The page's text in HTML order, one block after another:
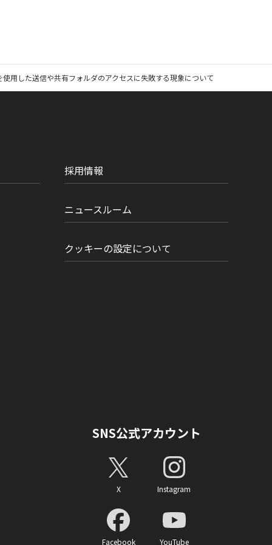
用した送信や共有フォルダのアクセスに失敗する現象について
採用情報
ニュースルーム
クッキーの設定について
SNS公式アカウント
X Instagram
Facebook YouTube